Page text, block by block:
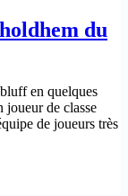
du
en quelques
joueur de classe
de joueurs très